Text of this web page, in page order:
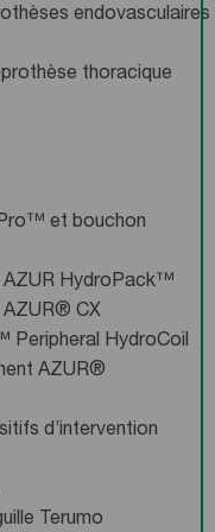
endovasculaires
thoracique
et bouchon
AZUR HydroPack™
AZUR® CX
Peripheral HydroCoil
AZUR®
d’intervention
Terumo